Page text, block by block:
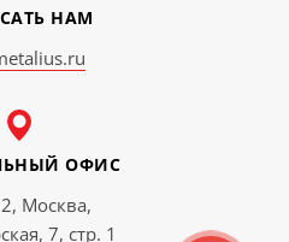
ОФИС
Москва,
7, стр. 1
НАМ